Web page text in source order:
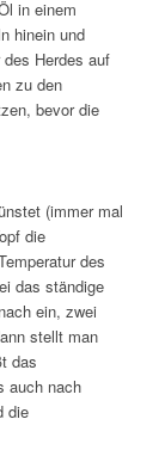
in einem
hinein und
Herdes auf
zu den
bevor die
(immer mal
die
des
das ständige
ein, zwei
stellt man
das
auch nach
die